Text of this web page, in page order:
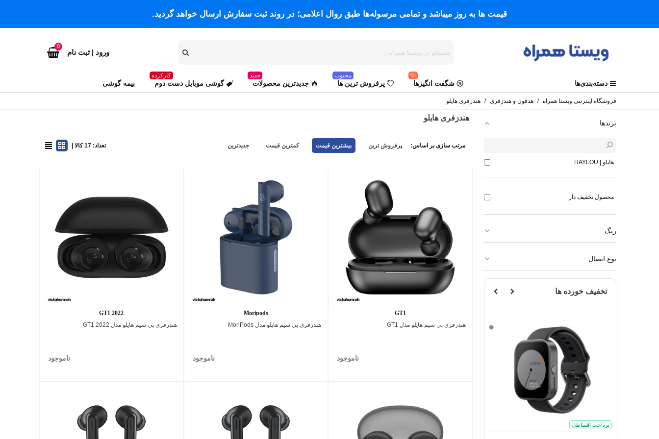
قیمت ها به روز میباشد و تمامی مرسوله‌ها طبق روال اعلامی؛ در روند ثبت سفارش ارسال خواهد گردید.
ورود | ثبت نام
0
دسته‌بندی‌ها شگفت انگیزها
%
پرفروش ترین ها
محبوب
جدیدترین محصولات
جدید
گوشی موبایل دست دوم
کارکرده
بیمه گوشی
فروشگاه اینترنتی ویستا همراه / هدفون و هندزفری / هندزفری هایلو
برندها
هایلو | HAYLOU
محصول تخفیف دار
رنگ
نوع اتصال
تخفیف خورده ها
پرداخت اقساطی
خاکستری
(گری)
پرداخت اقساطی
نقره
پرداخت اقساطی
سفید
پرداخت اقساطی
هندزفری هایلو
مرتب سازی بر اساس: پرفروش ترین بیشترین قیمت کمترین قیمت جدیدترین تعداد: 17 کالا |
اضافه به مقایسه
GT1
هندزفری بی ‌سیم هایلو مدل GT1
ناموجود
اضافه به مقایسه
Moripods
هندزفری بی ‌سیم هایلو مدل MoriPods
ناموجود
اضافه به مقایسه
GT1 2022
هندزفری بی سیم هایلو مدل GT1 2022
ناموجود